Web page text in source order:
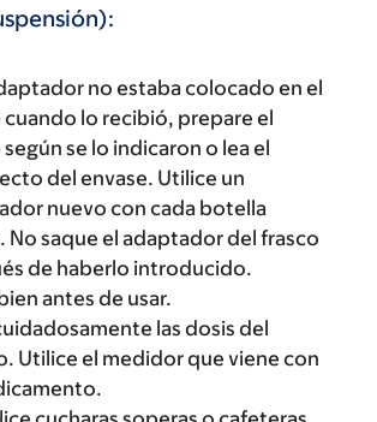
no estaba colocado en el
cuando lo recibió, prepare el
se lo indicaron o lea el
del envase. Utilice un
nuevo con cada botella
No saque el adaptador del frasco
de haberlo introducido.
antes de usar.
las dosis del
Utilice el medidor que viene con